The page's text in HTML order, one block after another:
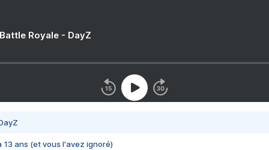
Royale - DayZ
13 ans (et vous l'avez ignoré)